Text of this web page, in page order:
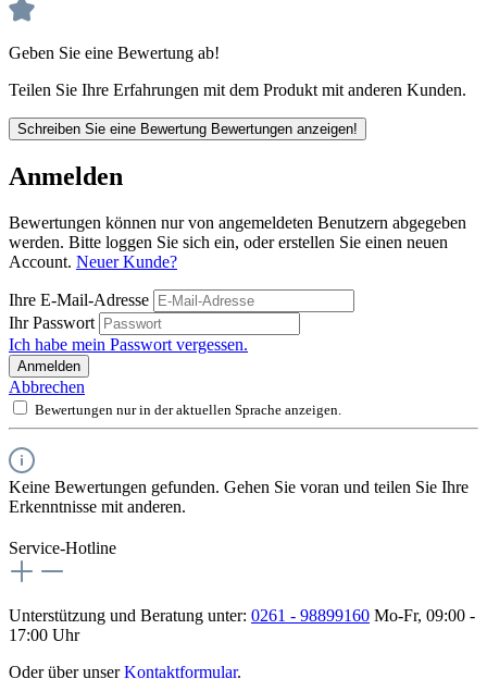
Geben Sie eine Bewertung ab!
Teilen Sie Ihre Erfahrungen mit dem Produkt mit anderen Kunden.
Schreiben Sie eine Bewertung Bewertungen anzeigen!
Anmelden
Bewertungen können nur von angemeldeten Benutzern abgegeben
werden. Bitte loggen Sie sich ein, oder erstellen Sie einen neuen
Account. Neuer Kunde?
Ihre E-Mail-Adresse
Ihr Passwort
Ich habe mein Passwort vergessen.
Anmelden
Abbrechen
Bewertungen nur in der aktuellen Sprache anzeigen.
Keine Bewertungen gefunden. Gehen Sie voran und teilen Sie Ihre
Erkenntnisse mit anderen.
Service-Hotline
Unterstützung und Beratung unter: 0261 - 98899160 Mo-Fr, 09:00 -
17:00 Uhr
Oder über unserKontaktformular.